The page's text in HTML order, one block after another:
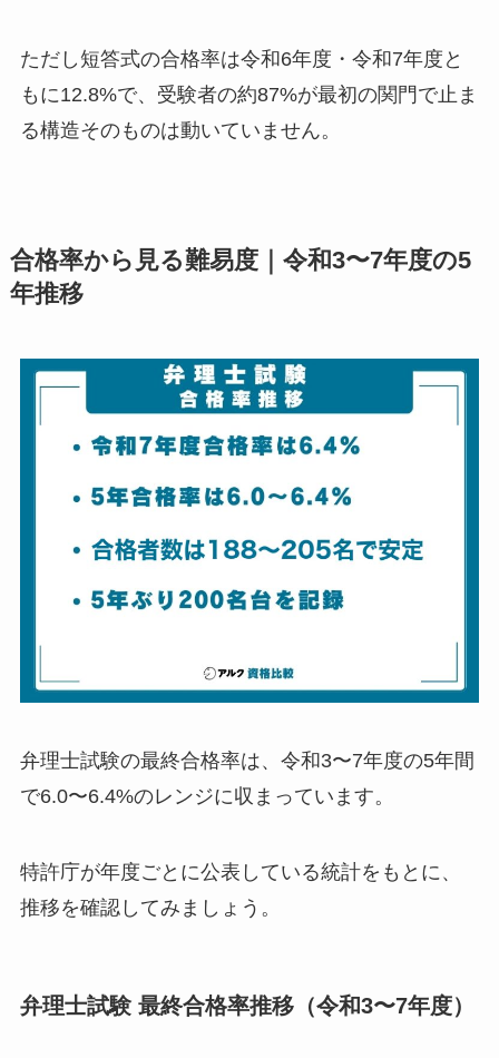
ただし短答式の合格率は令和6年度・令和7年度と
もに12.8%で、受験者の約87%が最初の関門で止ま
る構造そのものは動いていません。
合格率から見る難易度｜令和3〜7年度の5
年推移
弁理士試験の最終合格率は、令和3〜7年度の5年間
で6.0〜6.4%のレンジに収まっています。
特許庁が年度ごとに公表している統計をもとに、
推移を確認してみましょう。
弁理士試験 最終合格率推移（令和3〜7年度）